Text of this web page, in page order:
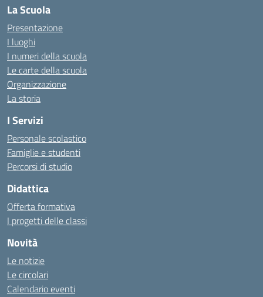
La Scuola
Presentazione
I luoghi
I numeri della scuola
Le carte della scuola
Organizzazione
La storia
I Servizi
Personale scolastico
Famiglie e studenti
Percorsi di studio
Didattica
Offerta formativa
I progetti delle classi
Novità
Le notizie
Le circolari
Calendario eventi